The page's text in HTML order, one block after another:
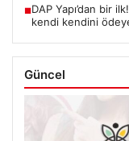
■DAP Yapı’dan bir
kendi kendini
Güncel